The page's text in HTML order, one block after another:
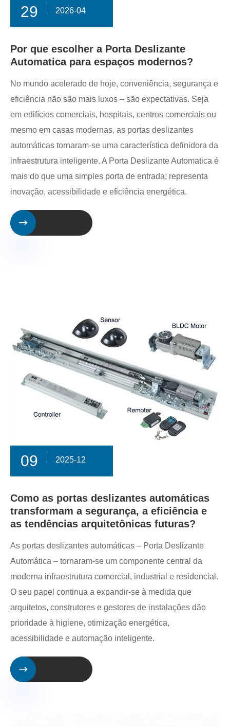
29 2026-04
Por que escolher a Porta Deslizante
Automatica para espaços modernos?
No mundo acelerado de hoje, conveniência, segurança e
eficiência não são mais luxos – são expectativas. Seja
em edifícios comerciais, hospitais, centros comerciais ou
mesmo em casas modernas, as portas deslizantes
automáticas tornaram-se uma característica definidora da
infraestrutura inteligente. A Porta Deslizante Automatica é
mais do que uma simples porta de entrada; representa
inovação, acessibilidade e eficiência energética.

09 2025-12
Como as portas deslizantes automáticas
transformam a segurança, a eficiência e
as tendências arquitetônicas futuras?
As portas deslizantes automáticas – Porta Deslizante
Automática – tornaram-se um componente central da
moderna infraestrutura comercial, industrial e residencial.
O seu papel continua a expandir-se à medida que
arquitetos, construtores e gestores de instalações dão
prioridade à higiene, otimização energética,
acessibilidade e automação inteligente.
